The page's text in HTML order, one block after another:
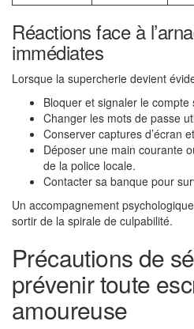
Réactions face à
immédiates
Lorsque la supercherie devient
Bloquer et signaler le
Changer les mots de passe
Conserver captures d’écran
Déposer une main courante
de la police locale.
Contacter sa banque pour
Un accompagnement
sortir de la spirale de culpabilité.
Précautions de
prévenir toute
amoureuse